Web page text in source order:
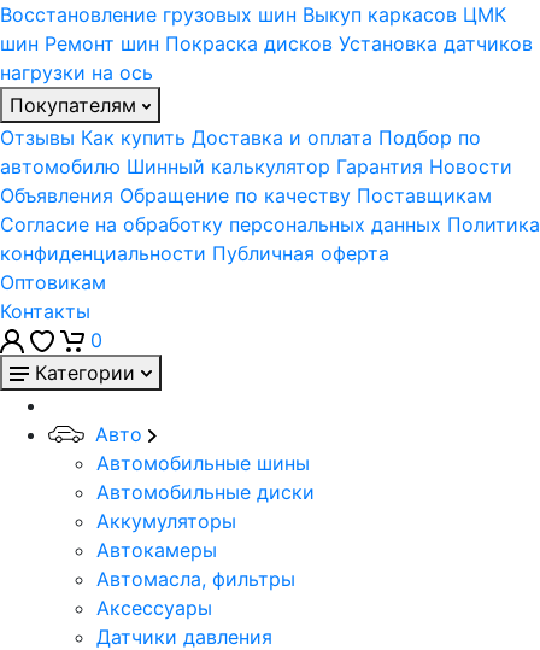
Восстановление грузовых шин Выкуп каркасов ЦМК
шин Ремонт шин Покраска дисков Установка датчиков
нагрузки на ось
Покупателям
Отзывы Как купить Доставка и оплата Подбор по
автомобилю Шинный калькулятор Гарантия Новости
Объявления Обращение по качеству Поставщикам
Согласие на обработку персональных данных Политика
конфиденциальности Публичная оферта
Оптовикам
Контакты
0
Категории
Авто
Автомобильные шины
Автомобильные диски
Аккумуляторы
Автокамеры
Автомасла, фильтры
Аксессуары
Датчики давления